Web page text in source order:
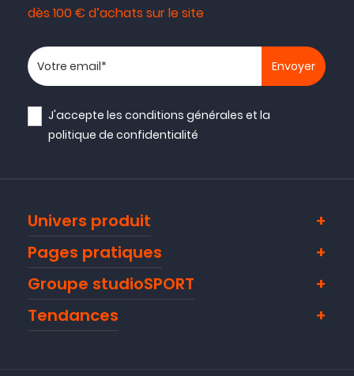
dès 100 € d’achats sur le site
Votre adresse email
J'accepte lesconditions générales et la
politique de confidentialité
Univers produit
Pages pratiques
Groupe studioSPORT
Tendances